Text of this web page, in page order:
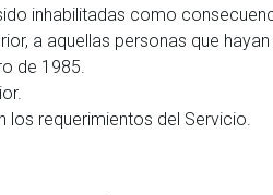
inhabilitadas como
a aquellas personas que
de 1985.
los requerimientos del Servicio.